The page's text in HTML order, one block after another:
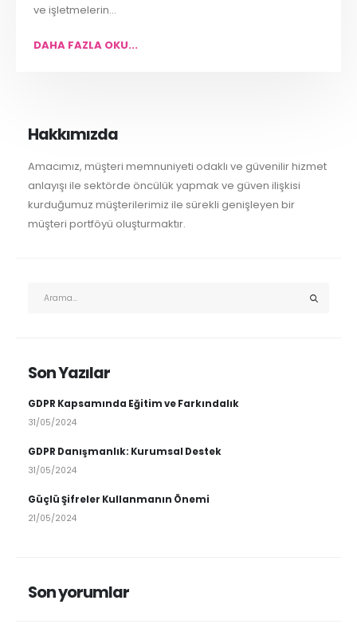
ve işletmelerin...
DAHA FAZLA OKU...
Hakkımızda
Amacımız, müşteri memnuniyeti odaklı ve güvenilir hizmet
anlayışı ile sektörde öncülük yapmak ve güven ilişkisi
kurduğumuz müşterilerimiz ile sürekli genişleyen bir
müşteri portföyü oluşturmaktır.
Son Yazılar
GDPR Kapsamında Eğitim ve Farkındalık
31/05/2024
GDPR Danışmanlık: Kurumsal Destek
31/05/2024
Güçlü Şifreler Kullanmanın Önemi
21/05/2024
Son yorumlar